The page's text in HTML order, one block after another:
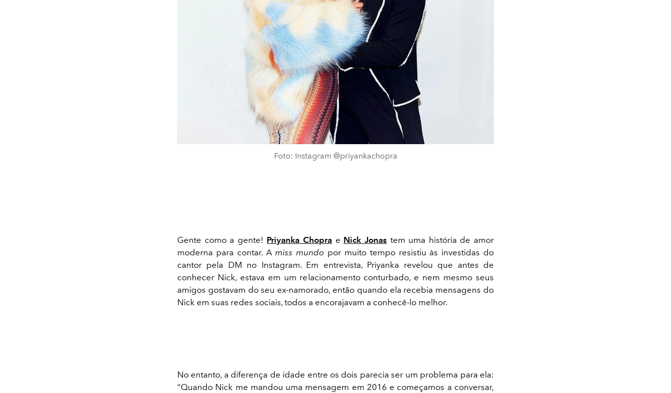
Foto: Instagram @priyankachopra
Gente como a gente! Priyanka Chopra e Nick Jonas tem uma história de amor
moderna para contar. Amiss mundo por muito tempo resistiu às investidas do
cantor pela DM no Instagram. Em entrevista, Priyanka revelou que antes de
conhecer Nick, estava em um relacionamento conturbado, e nem mesmo seus
amigos gostavam do seu ex-namorado, então quando ela recebia mensagens do
Nick em suas redes sociais, todos a encorajavam a conhecê-lo melhor.
No entanto, a diferença de idade entre os dois parecia ser um problema para ela:
“Quando Nick me mandou uma mensagem em 2016 e começamos a conversar,